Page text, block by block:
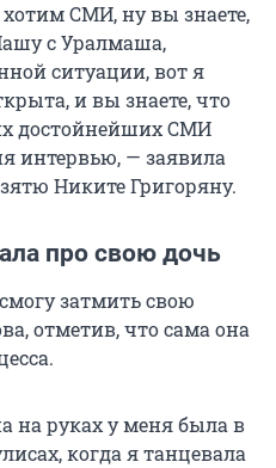
СМИ, ну вы знаете,
с Уралмаша,
ситуации, вот я
и вы знаете, что
достойнейших СМИ
интервью, — заявила
Никите Григоряну.
про свою дочь
затмить свою
отметив, что сама она
на руках у меня была в
когда я танцевала